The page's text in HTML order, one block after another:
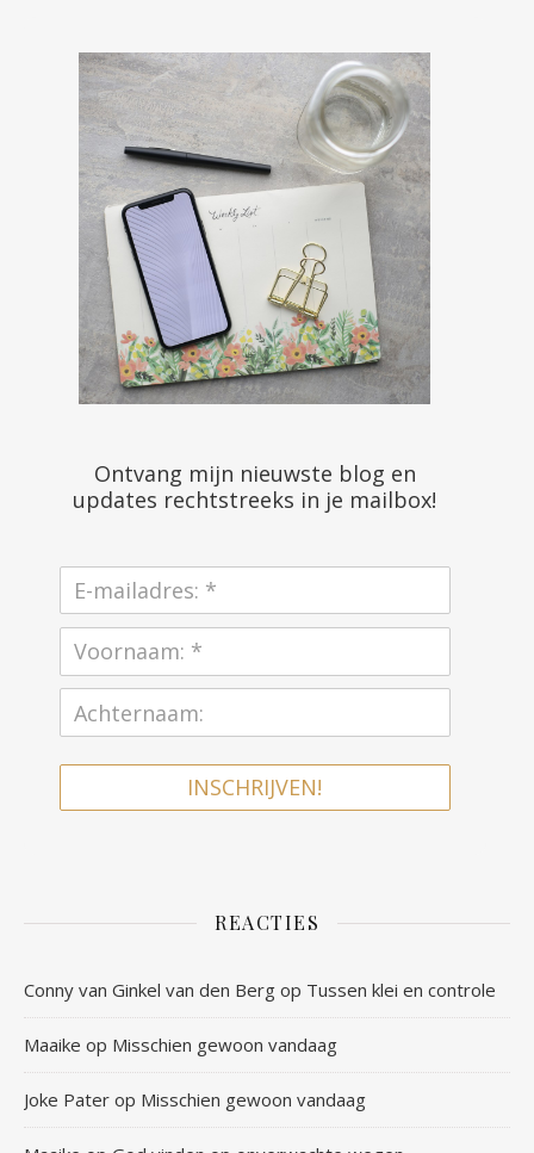
Ontvang mijn nieuwste blog en
updates rechtstreeks in je mailbox!
INSCHRIJVEN!
REACTIES
Conny van Ginkel van den Berg op Tussen klei en controle
Maaike op Misschien gewoon vandaag
Joke Pater op Misschien gewoon vandaag